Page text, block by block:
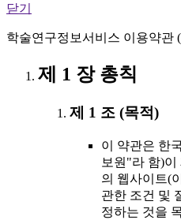
닫기
학술연구정보서비스 이용약관
제 1 장 총칙
제 1 조 (목적)
이 약관은 한
보원"라 함)
의 웹사이트(
관한 조건 및
정하는 것을